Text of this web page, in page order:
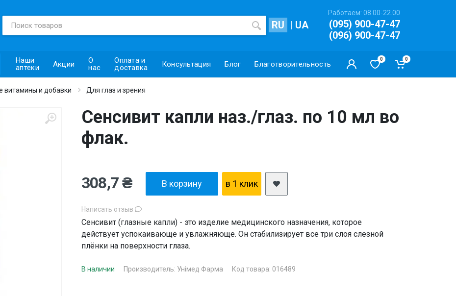
RU | UA
Работаем: 08.00-22.00
(095) 900-47-47
(096) 900-47-47
Наши
аптеки
Акции
О
нас
Оплата и
доставка
Консультация Блог Благотворительность
0 0
витамины и добавки Для глаз и зрения
Сенсивит капли наз./глаз. по 10 мл во
флак.
Написать отзыв
Сенсивит (глазные капли) - это изделие медицинского назначения, которое
действует успокаивающе и увлажняюще. Он стабилизирует все три слоя слезной
плёнки на поверхности глаза.
В наличии Производитель: Унімед Фарма Код товара: 016489
308,7 ₴ В корзину в 1 клик